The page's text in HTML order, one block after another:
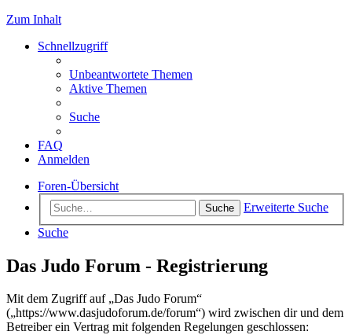
Zum Inhalt
Schnellzugriff
Unbeantwortete Themen
Aktive Themen
Suche
FAQ
Anmelden
Foren-Übersicht
Suche
Erweiterte Suche
Suche
Das Judo Forum - Registrierung
Mit dem Zugriff auf „Das Judo Forum“
(„https://www.dasjudoforum.de/forum“) wird zwischen dir und dem
Betreiber ein Vertrag mit folgenden Regelungen geschlossen: